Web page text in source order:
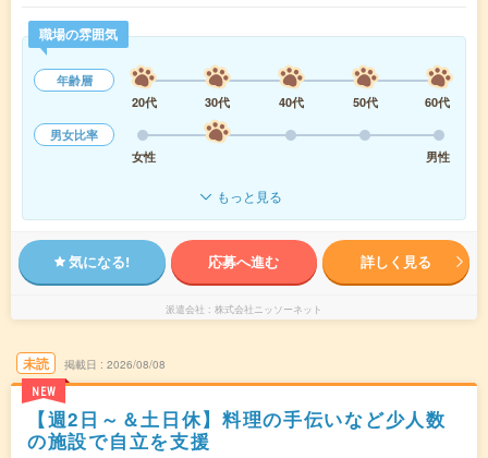
職場の雰囲気
年齢層
20代
30代 40代 50代
60代
男女比率
女性
男性
もっと見る
気になる! 応募へ進む 詳しく見る
派遣会社 株式会社ニッソーネット
未読
NEW
掲載日 2026/08/08
【週2日～＆土日休】料理の手伝いなど少人数
の施設で自立を支援